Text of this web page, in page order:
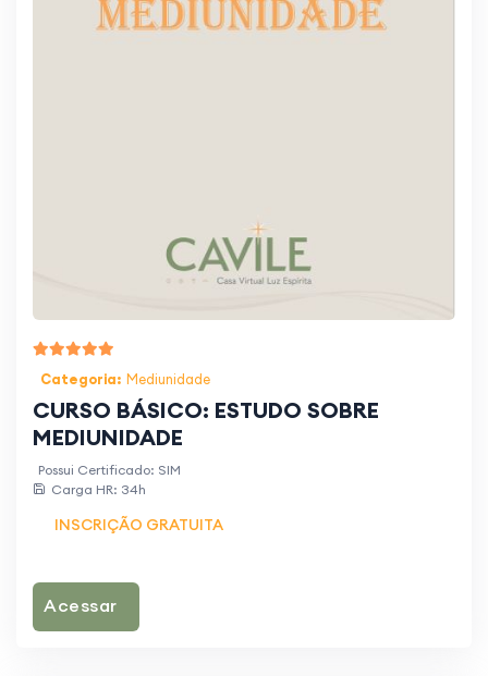
Categoria: Mediunidade
CURSO BÁSICO: ESTUDO SOBRE
MEDIUNIDADE
Possui Certificado: SIM
Carga HR: 34h
INSCRIÇÃO GRATUITA
Acessar